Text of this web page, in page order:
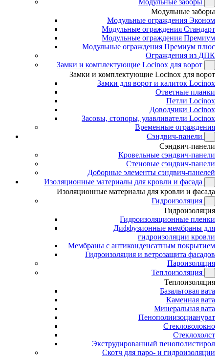
Модульные заборы
Модульные заборы
Модульные ограждения Эконом
Модульные ограждения Стандарт
Модульные ограждения Премиум
Модульные ограждения Премиум плюс
Ограждения из ДПК
Замки и комплектующие Locinox для ворот
Замки и комплектующие Locinox для ворот
Замки для ворот и калиток Locinox
Ответные планки
Петли Locinox
Доводчики Locinox
Засовы, стопоры, улавливатели Locinox
Временные ограждения
Сэндвич-панели
Сэндвич-панели
Кровельные сэндвич-панели
Стеновые сэндвич-панели
Доборные элементы сэндвич-панелей
Изоляционные материалы для кровли и фасада
Изоляционные материалы для кровли и фасада
Гидроизоляция
Гидроизоляция
Гидроизоляционные пленки
Диффузионные мембраны для
гидроизоляции кровли
Мембраны с антиконденсатным покрытием
Гидроизоляция и ветрозащита фасадов
Пароизоляция
Теплоизоляция
Теплоизоляция
Базальтовая вата
Каменная вата
Минеральная вата
Пенополиизоцианурат
Стекловолокно
Стеклохолст
Экструдированный пенополистирол
Скотч для паро- и гидроизоляции